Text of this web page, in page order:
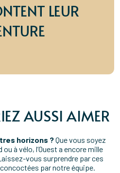
LEUR
AUSSI AIMER
horizons ?Que vous soyez
à vélo, l’Ouest a encore mille
vous surprendre par ces
par notre équipe.